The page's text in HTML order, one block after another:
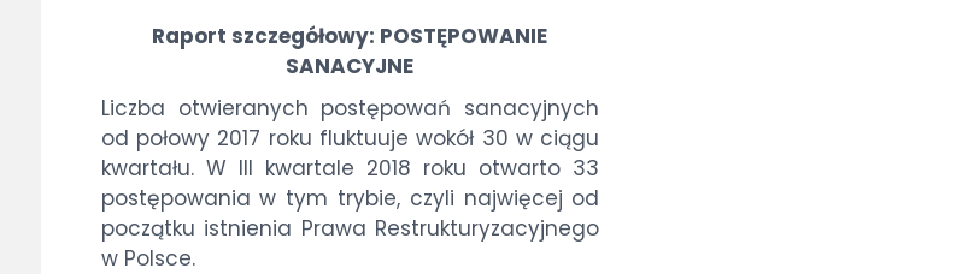
Ra­port szcze­gó­ło­wy: POSTĘPOWANIE
SANACYJNE
Licz­ba otwie­ra­nych po­stę­po­wań sa­na­cyj­nych
od po­ło­wy 2017 ro­ku fluk­tu­uje wo­kół 30 w cią­gu
kwar­ta­łu. W III kwar­ta­le 2018 ro­ku otwar­to 33
po­stę­po­wa­nia w tym try­bie, czy­li naj­wię­cej od
po­cząt­ku ist­nie­nia Pra­wa Re­struk­tu­ry­za­cyj­ne­go
w Pol­sce.